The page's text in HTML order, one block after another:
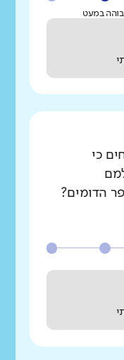
במעט
כי
הדומים?